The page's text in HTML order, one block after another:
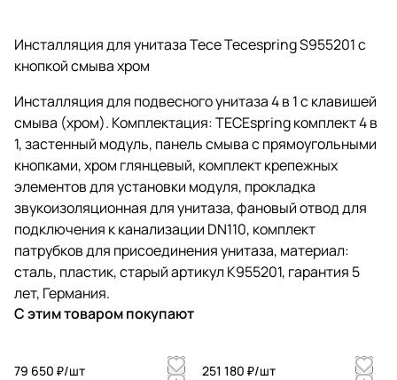
Инсталляция для унитаза Tece Tecespring S955201 с
кнопкой смыва хром
Инсталляция для подвесного унитаза 4 в 1 с клавишей
смыва (хром). Комплектация: TECEspring комплект 4 в
1, застенный модуль, панель смыва с прямоугольными
кнопками, хром глянцевый, комплект крепежных
элементов для установки модуля, прокладка
звукоизоляционная для унитаза, фановый отвод для
подключения к канализации DN110, комплект
патрубков для присоединения унитаза, материал:
сталь, пластик, старый артикул K955201, гарантия 5
лет, Германия.
С этим товаром покупают
79 650 ₽/шт
251 180 ₽/шт